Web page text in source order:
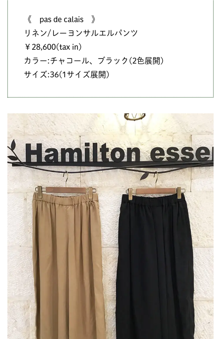
《 pas de calais 》
リネン/レーヨンサルエルパンツ
￥28,600(tax in)
カラー:チャコール、ブラック(2色展開)
サイズ:36(1サイズ展開)